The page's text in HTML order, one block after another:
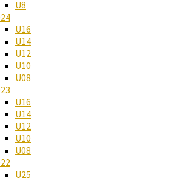
U8
U16
U14
U12
U10
U08
U16
U14
U12
U10
U08
U25